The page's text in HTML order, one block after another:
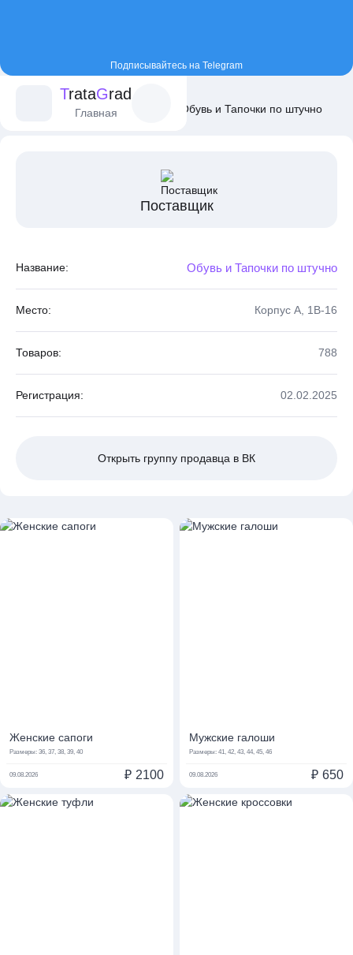
Подписывайтесь на Telegram
TrataGrad
Главная
Постащики Обувь и Тапочки по штучно
Поставщик
Название: Обувь и Тапочки по штучно
Место: Корпус A, 1В-16
Товаров: 788
Регистрация: 02.02.2025
Открыть группу продавца в ВК
Женские сапоги
Размеры: 36, 37, 38, 39, 40
09.08.2026 ₽ 2100
Мужские галоши
Размеры: 41, 42, 43, 44, 45, 46
09.08.2026 ₽ 650